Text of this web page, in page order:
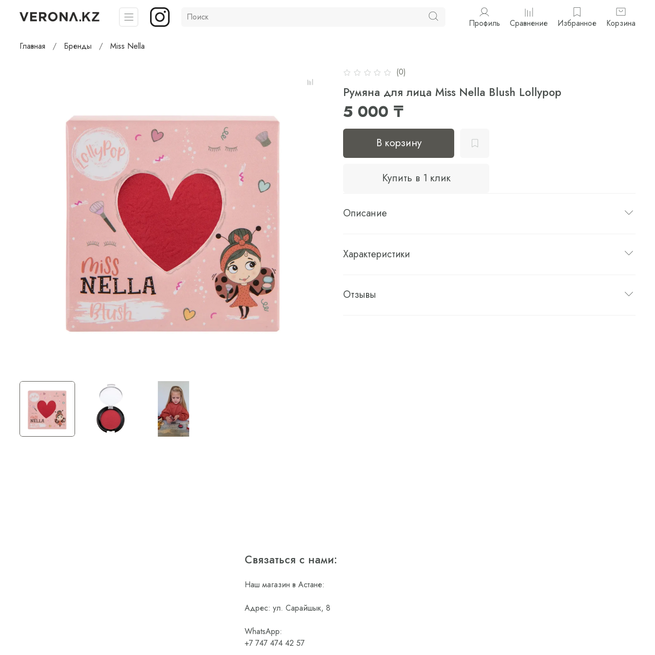
Профиль Сравнение Избранное Корзина
Главная Бренды Miss Nella
(0)
Румяна для лица Miss Nella Blush Lollypop
5 000 ₸
В корзину
Купить в 1 клик
Описание
Характеристики
Отзывы
Связаться с нами:
Наш магазин в Астане:
Адрес: ул. Сарайшык, 8
WhatsApp:
+7 747 474 42 57